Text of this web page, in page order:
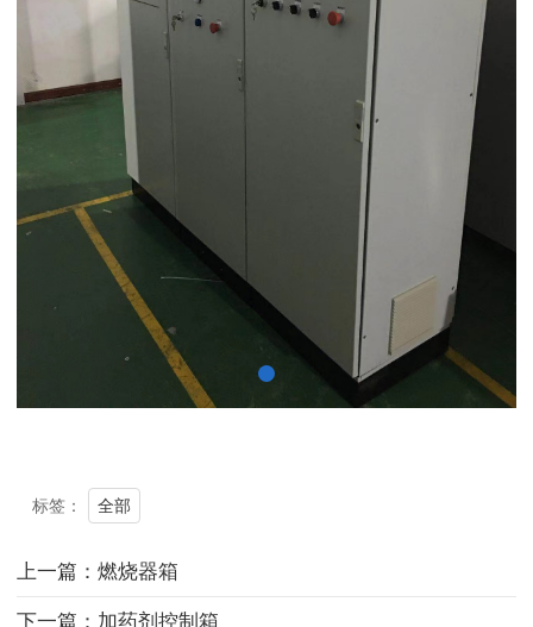
标签： 全部
上一篇：燃烧器箱
下一篇：加药剂控制箱